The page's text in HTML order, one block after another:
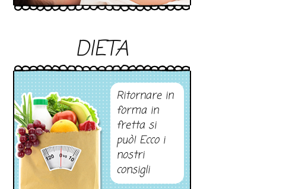
DIETA
Ritornare in
forma in
fretta si
può! Ecco i
nostri
consigli